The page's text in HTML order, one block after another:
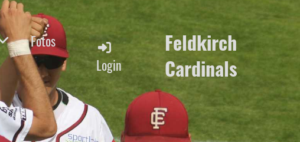
Fotos
Login
Feldkirch
Cardinals